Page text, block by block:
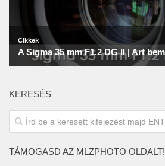
KERESÉS
TÁMOGASD AZ MLZPHOTO OLDALT!